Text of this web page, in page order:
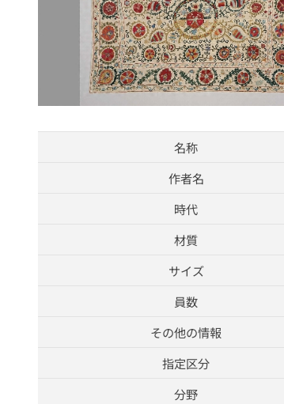
名称
作者名
時代
材質
サイズ
員数
その他の情報
指定区分
分野